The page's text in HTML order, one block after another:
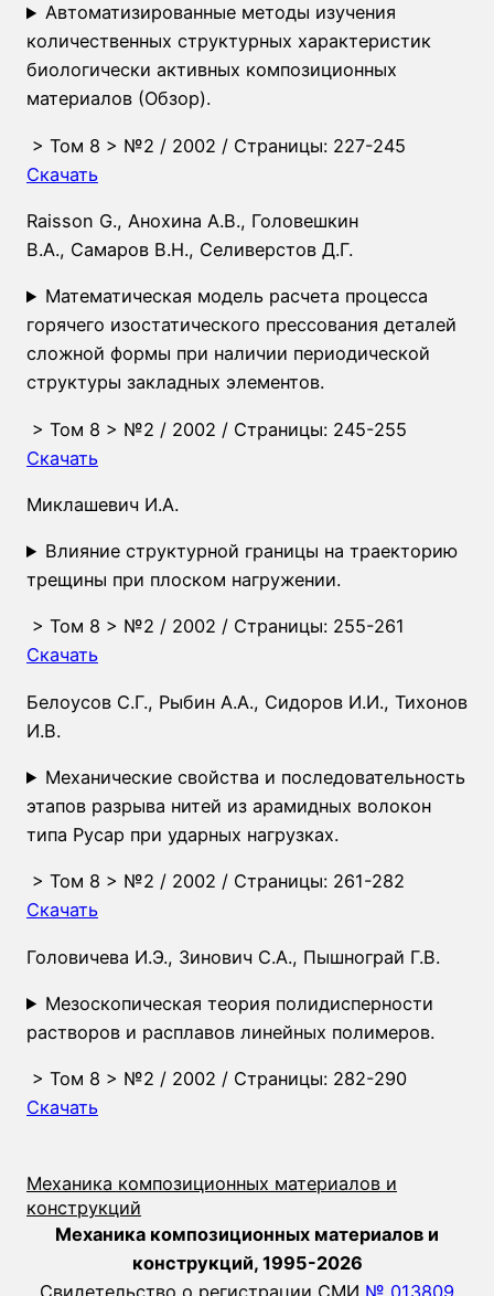
Автоматизированные методы изучения
количественных структурных характеристик
биологически активных композиционных
материалов (Обзор).
> Том 8 > №2 / 2002 / Страницы: 227-245
Скачать
Raisson G., Анохина А.В., Головешкин
В.А., Самаров В.Н., Селиверстов Д.Г.
Математическая модель расчета процесса
горячего изостатического прессования деталей
сложной формы при наличии периодической
структуры закладных элементов.
> Том 8 > №2 / 2002 / Страницы: 245-255
Скачать
Миклашевич И.А.
Влияние структурной границы на траекторию
трещины при плоском нагружении.
> Том 8 > №2 / 2002 / Страницы: 255-261
Скачать
Белоусов С.Г., Рыбин А.А., Сидоров И.И., Тихонов
И.В.
Механические свойства и последовательность
этапов разрыва нитей из арамидных волокон
типа Русар при ударных нагрузках.
> Том 8 > №2 / 2002 / Страницы: 261-282
Скачать
Головичева И.Э., Зинович С.А., Пышнограй Г.В.
Мезоскопическая теория полидисперности
растворов и расплавов линейных полимеров.
> Том 8 > №2 / 2002 / Страницы: 282-290
Скачать
Механика композиционных материалов и
конструкций
Механика композиционных материалов и
конструкций, 1995-2026